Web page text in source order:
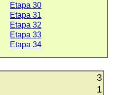
Etapa 30
Etapa 31
Etapa 32
Etapa 33
Etapa 34
3
1